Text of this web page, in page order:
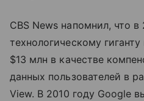
CBS News напомнил, что в
технологическому
$13 млн в качестве
данных пользователей в
View. В 2010 году Google